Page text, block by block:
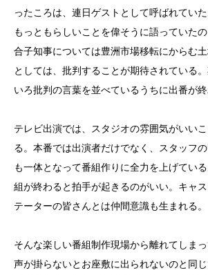
ったころは、連日ゲストとして呼ばれてい
もっともらしいことを偉そうに語っていた
合子知事については豊洲市場移転にからむ
としては、批判することが期待されている
いろ批判の言葉を並べているうちに出番が終
テレビ出演では、スタジオの雰囲気がいい
る。本番では出演者だけでなく、スタッフ
も一体となって番組作りに全力を上げてい
組が終わると拍手が起きるのがいい。キャ
テーターの皆さんとは仲間意識も生まれる。
そんな楽しい番組制作現場から離れてしま
声が掛らないとお座敷に出られないのと同